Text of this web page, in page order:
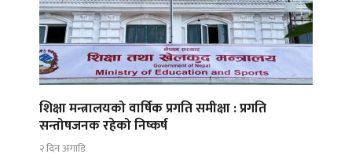
शिक्षा मन्त्रालयको वार्षिक प्रगति समीक्षा : प्रगति
सन्तोषजनक रहेको निष्कर्ष
२ दिन अगाडि